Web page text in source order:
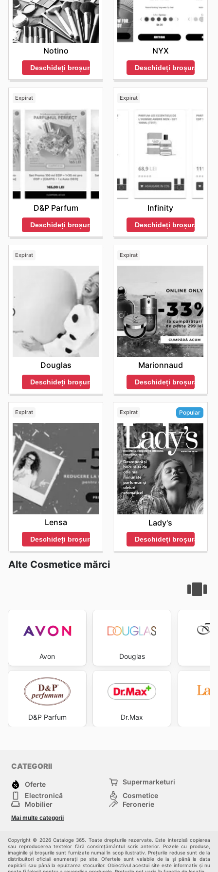
Notino
Deschideți broșura
NYX
Deschideți broșura
Expirat
D&P Parfum
Deschideți broșura
Expirat
Infinity
Deschideți broșura
Expirat
Douglas
Deschideți broșura
Expirat
Marionnaud
Deschideți broșura
Expirat
Lensa
Deschideți broșura
Expirat Popular
Lady's
Deschideți broșura
Alte Cosmetice mărci
Avon
D&P Parfum
Douglas
Dr.Max
CATEGORII
Oferte
Supermarketuri
Electronică
Cosmetice
Mobilier
Feronerie
Copii
Mai multe categorii
Copyright © 2026 Cataloge 365. Toate drepturile rezervate. Este interzisă copierea
sau reproducerea textelor fără consimțământul scris anterior. Pozele cu produse,
imaginile și broșurile sunt furnizate numai în scop ilustrativ. Prețurile reduse sunt de la
distribuitori oficiali enumerați pe site. Ofertele sunt valabile de la și până la data
expirării sau până la epuizarea stocurilor. Obiectivul acestui site este informativ și nu